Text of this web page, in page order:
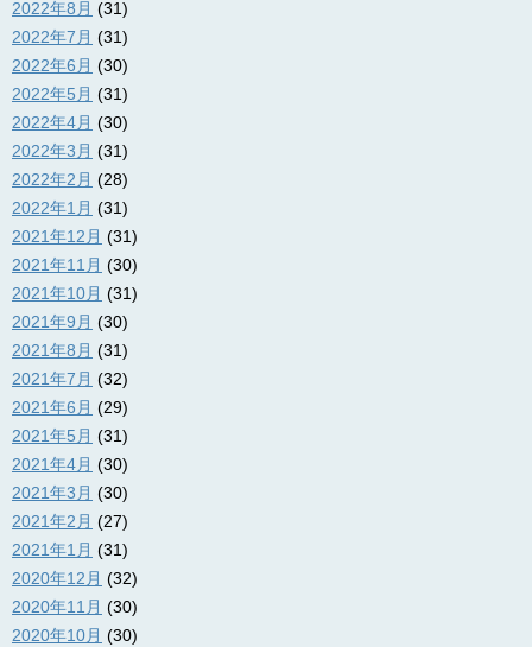
2022年8月 (31)
2022年7月 (31)
2022年6月 (30)
2022年5月 (31)
2022年4月 (30)
2022年3月 (31)
2022年2月 (28)
2022年1月 (31)
2021年12月 (31)
2021年11月 (30)
2021年10月 (31)
2021年9月 (30)
2021年8月 (31)
2021年7月 (32)
2021年6月 (29)
2021年5月 (31)
2021年4月 (30)
2021年3月 (30)
2021年2月 (27)
2021年1月 (31)
2020年12月 (32)
2020年11月 (30)
2020年10月 (30)